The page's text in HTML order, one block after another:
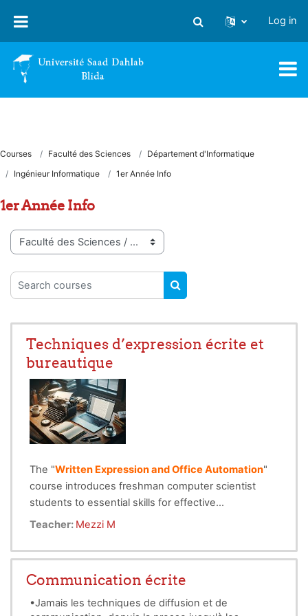
Toggle search input
Log in
Courses Faculté des Sciences
Département d'Informatique
Ingénieur Informatique
1er Année Info
1er Année Info
Course categories
Search courses
SEARCH COURSES
Techniques d’expression écrite et
bureautique
The "Written Expression and Office Automation"
course introduces freshman computer scientist
students to essential skills for effective
communication and productivity in a professional
expression, focusing on clarity, structure, and
Students will learn to compose formal documents,
reports, emails, and other types of professional
Teacher: Mezzi M
Communication écrite
•Jamais les techniques de diffusion et de